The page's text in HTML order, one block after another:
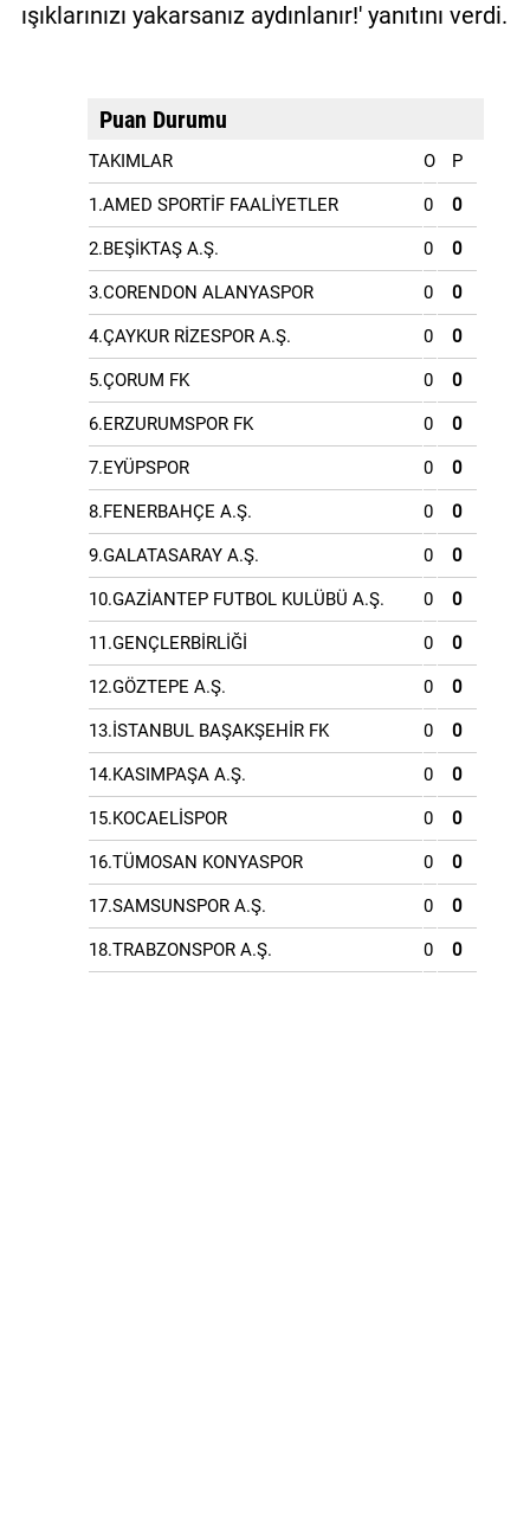
ışıklarınızı yakarsanız aydınlanır!' yanıtını verdi.
Puan Durumu
TAKIMLAR O P
1.AMED SPORTİF FAALİYETLER 0 0
2.BEŞİKTAŞ A.Ş. 0 0
3.CORENDON ALANYASPOR 0 0
4.ÇAYKUR RİZESPOR A.Ş. 0 0
5.ÇORUM FK 0 0
6.ERZURUMSPOR FK 0 0
7.EYÜPSPOR 0 0
8.FENERBAHÇE A.Ş. 0 0
9.GALATASARAY A.Ş. 0 0
10.GAZİANTEP FUTBOL KULÜBÜ A.Ş. 0 0
11.GENÇLERBİRLİĞİ 0 0
12.GÖZTEPE A.Ş. 0 0
13.İSTANBUL BAŞAKŞEHİR FK 0 0
14.KASIMPAŞA A.Ş. 0 0
15.KOCAELİSPOR 0 0
16.TÜMOSAN KONYASPOR 0 0
17.SAMSUNSPOR A.Ş. 0 0
18.TRABZONSPOR A.Ş. 0 0